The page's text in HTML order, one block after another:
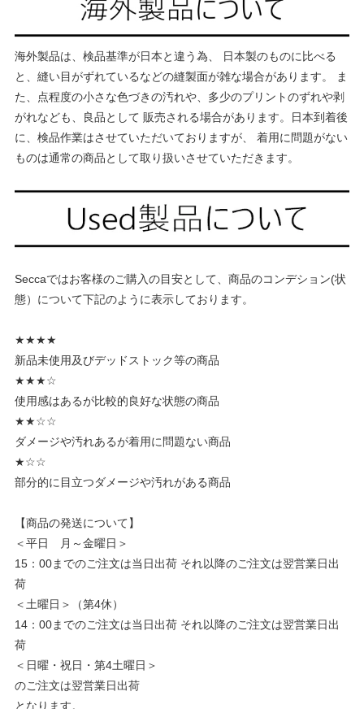
海外製品は、検品基準が日本と違う為、 日本製のものに比べる
と、縫い目がずれているなどの縫製面が雑な場合があります。 ま
た、点程度の小さな色づきの汚れや、多少のプリントのずれや剥
がれなども、良品として 販売される場合があります。日本到着後
に、検品作業はさせていただいておりますが、 着用に問題がない
ものは通常の商品として取り扱いさせていただきます。
Seccaではお客様のご購入の目安として、商品のコンデション(状
態）について下記のように表示しております。
★★★★
新品未使用及びデッドストック等の商品
★★★☆
使用感はあるが比較的良好な状態の商品
★★☆☆
ダメージや汚れあるが着用に問題ない商品
★☆☆
部分的に目立つダメージや汚れがある商品
【商品の発送について】
＜平日 月～金曜日＞
15：00までのご注文は当日出荷 それ以降のご注文は翌営業日出
荷
＜土曜日＞（第4休）
14：00までのご注文は当日出荷 それ以降のご注文は翌営業日出
荷
＜日曜・祝日・第4土曜日＞
のご注文は翌営業日出荷
となります。